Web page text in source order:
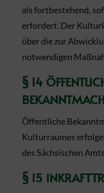
als fortbestehend,
erfordert. Der
über die zur
notwendigen
§ 14
Öffentliche
Kulturraumes
des Sächsischen
§ 15